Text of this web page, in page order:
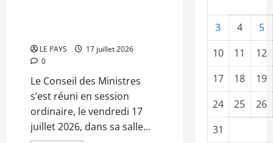
LE PAYS
17 juillet 2026
0
Le Conseil des Ministres
s’est réuni en session
ordinaire, le vendredi 17
juillet 2026, dans sa salle...
3 4
5
10
11
12
17
18
19
24
25
26
31